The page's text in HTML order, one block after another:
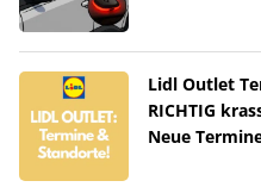
Lidl Outlet
RICHTIG
Neue